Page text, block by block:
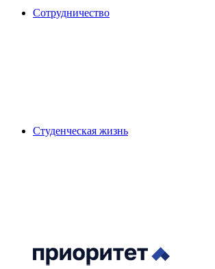
Сотрудничество
Студенческая жизнь